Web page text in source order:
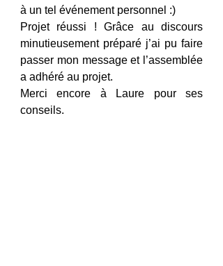
à un tel événement personnel :)
Projet réussi ! Grâce au discours
minutieusement préparé j’ai pu faire
passer mon message et l’assemblée
a adhéré au projet.
Merci encore à Laure pour ses
conseils.